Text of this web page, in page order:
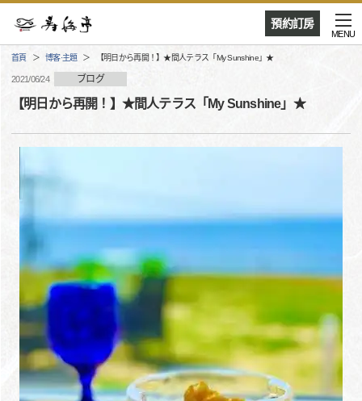
預約訂房
MENU
首頁 博客·主題 【明日から再開！】★間人テラス「My Sunshine」★
2021/06/24 ブログ
【明日から再開！】★間人テラス「My Sunshine」★